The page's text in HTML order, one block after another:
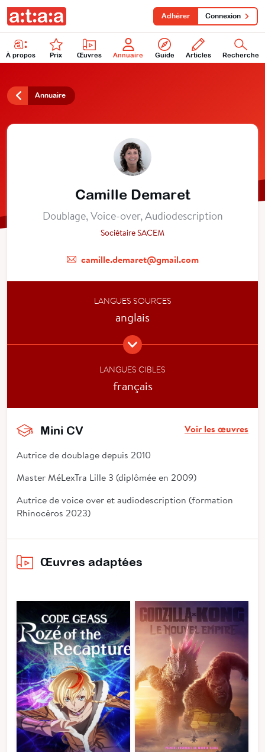
À propos Prix Œuvres Annuaire Guide Articles Recherche
Adhérer Connexion
Annuaire
Camille Demaret
Doublage, Voice-over, Audiodescription
Sociétaire SACEM
camille.demaret@gmail.com
LANGUES SOURCES
anglais
LANGUES CIBLES
français
Mini CV Voir les œuvres
Autrice de doublage depuis 2010
Master MéLexTra Lille 3 (diplômée en 2009)
Autrice de voice over et audiodescription (formation
Rhinocéros 2023)
Œuvres adaptées